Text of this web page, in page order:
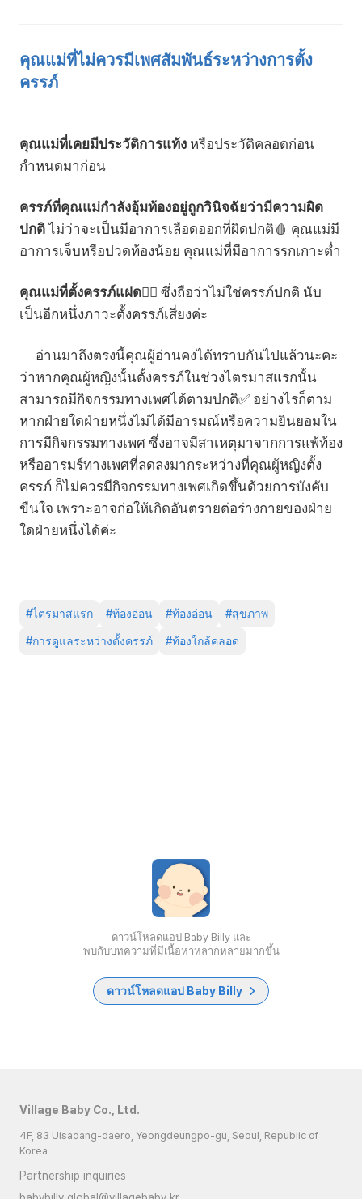
คุณแม่ที่ไม่ควรมีเพศสัมพันธ์ระหว่างการตั้ง
ครรภ์
คุณแม่ที่เคยมีประวัติการแท้ง หรือประวัติคลอดก่อน
กำหนดมาก่อน
ครรภ์ที่คุณแม่กำลังอุ้มท้องอยู่ถูกวินิจฉัยว่ามีความผิด
ปกติไม่ว่าจะเป็นมีอาการเลือดออกที่ผิดปกติ🩸 คุณแม่มี
อาการเจ็บหรือปวดท้องน้อย คุณแม่ที่มีอาการรกเกาะต่ำ
คุณแม่ที่ตั้งครรภ์แฝด👯‍♂️ ซึ่งถือว่าไม่ใช่ครรภ์ปกติ นับ
เป็นอีกหนึ่งภาวะตั้งครรภ์เสี่ยงค่ะ
อ่านมาถึงตรงนี้คุณผู้อ่านคงได้ทราบกันไปแล้วนะคะ
ว่าหากคุณผู้หญิงนั้นตั้งครรภ์ในช่วงไตรมาสแรกนั้น
สามารถมีกิจกรรมทางเพศได้ตามปกติ✅ อย่างไรก็ตาม
หากฝ่ายใดฝ่ายหนึ่งไม่ได้มีอารมณ์หรือความยินยอมใน
การมีกิจกรรมทางเพศ ซึ่งอาจมีสาเหตุมาจากการแพ้ท้อง
หรืออารมร์ทางเพศที่ลดลงมากระหว่างที่คุณผู้หญิงตั้ง
ครรภ์ ก็ไม่ควรมีกิจกรรมทางเพศเกิดขึ้นด้วยการบังคับ
ขืนใจ เพราะอาจก่อให้เกิดอันตรายต่อร่างกายของฝ่าย
ใดฝ่ายหนึ่งได้ค่ะ
#ไตรมาสแรก #ท้องอ่อน #ท้องอ่อน #สุขภาพ
#การดูแลระหว่างตั้งครรภ์ #ท้องใกล้คลอด
ดาวน์โหลดแอป Baby Billy และ
พบกับบทความที่มีเนื้อหาหลากหลายมากขึ้น
ดาวน์โหลดแอป Baby Billy
Village Baby Co., Ltd.
4F, 83 Uisadang-daero, Yeongdeungpo-gu, Seoul, Republic of
Korea
Partnership inquiries